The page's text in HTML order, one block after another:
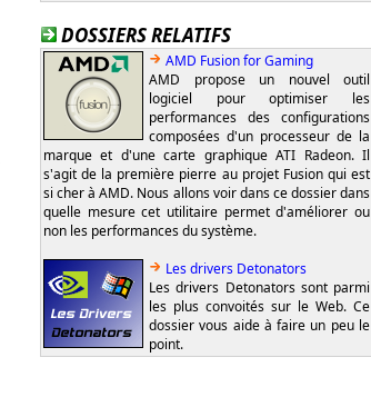
DOSSIERS RELATIFS
AMD Fusion for Gaming
AMD propose un nouvel outil
logiciel pour optimiser les
performances des configurations
composées d'un processeur de la
marque et d'une carte graphique ATI Radeon. Il
s'agit de la première pierre au projet Fusion qui est
si cher à AMD. Nous allons voir dans ce dossier dans
quelle mesure cet utilitaire permet d'améliorer ou
non les performances du système.
Les drivers Detonators
Les drivers Detonators sont parmi
les plus convoités sur le Web. Ce
dossier vous aide à faire un peu le
point.